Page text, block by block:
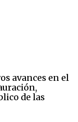
avances en el
de las